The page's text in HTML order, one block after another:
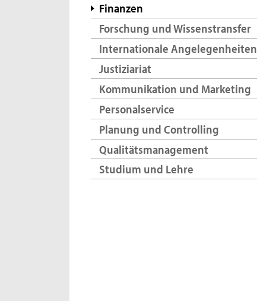
Finanzen
Forschung und Wissenstransfer
Internationale Angelegenheiten
Justiziariat
Kommunikation und Marketing
Personalservice
Planung und Controlling
Qualitätsmanagement
Studium und Lehre